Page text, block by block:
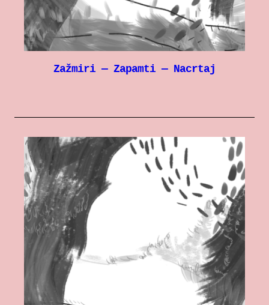
Zažmiri — Zapamti — Nacrtaj